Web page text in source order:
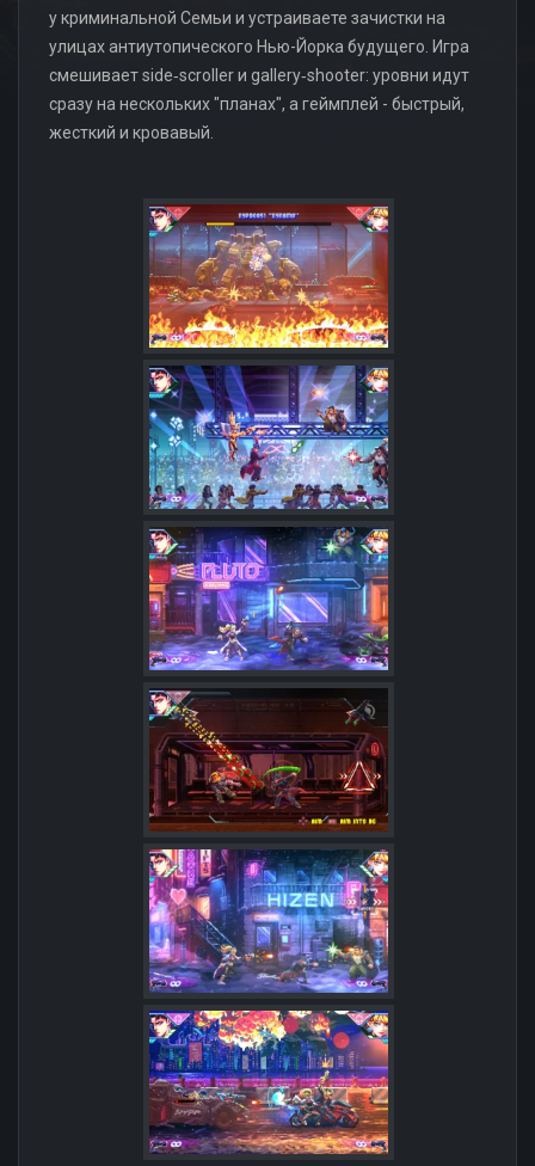
у криминальной Семьи и устраиваете зачистки на
улицах антиутопического Нью-Йорка будущего. Игра
смешивает side‑scroller и gallery‑shooter: уровни идут
сразу на нескольких "планах", а геймплей - быстрый,
жесткий и кровавый.